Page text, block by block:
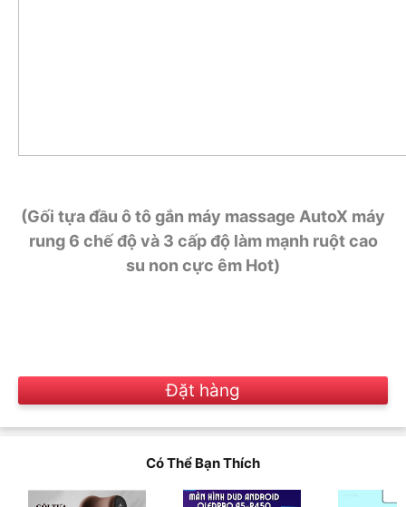
(Gối tựa đầu ô tô gắn máy massage AutoX máy
rung 6 chế độ và 3 cấp độ làm mạnh ruột cao
su non cực êm Hot)
Đặt hàng
Có Thể Bạn Thích